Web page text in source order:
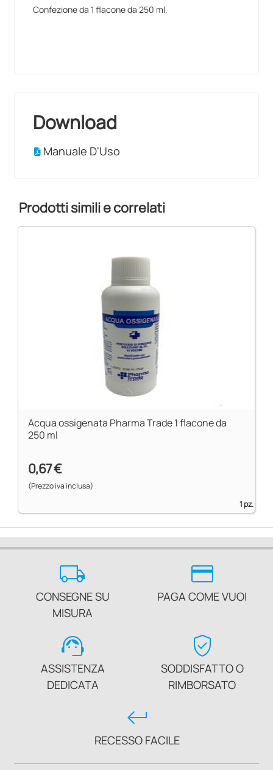
Confezione da 1 flacone da 250 ml.
Download
Manuale D'Uso
Prodotti simili e correlati
Acqua ossigenata Pharma Trade 1 flacone da
250 ml
0,67 €
(Prezzo iva inclusa)
1 pz.
local_shipping
CONSEGNE SU
MISURA
credit_card
PAGA COME VUOI
support_agent
ASSISTENZA
DEDICATA
verified_user
SODDISFATTO O
RIMBORSATO
keyboard_return
RECESSO FACILE